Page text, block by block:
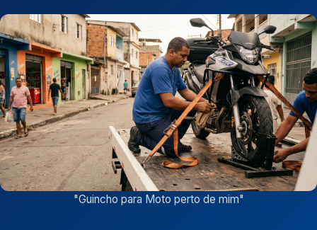
"Guincho para Moto perto de mim"